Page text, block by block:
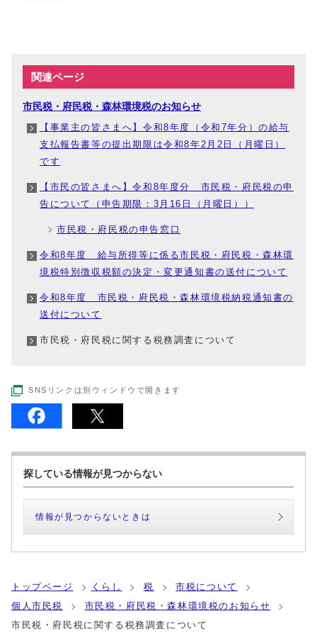
関連ページ
市民税・府民税・森林環境税のお知らせ
【事業主の皆さまへ】令和8年度（令和7年分）の給与
支払報告書等の提出期限は令和8年2月2日（月曜日）
です
【市民の皆さまへ】令和8年度分 市民税・府民税の申
告について（申告期限：3月16日（月曜日））
市民税・府民税の申告窓口
令和8年度 給与所得等に係る市民税・府民税・森林環
境税特別徴収税額の決定・変更通知書の送付について
令和8年度 市民税・府民税・森林環境税納税通知書の
送付について
市民税・府民税に関する税務調査について
SNSリンクは別ウィンドウで開きます
探している情報が見つからない
情報が見つからないときは
トップページ くらし 税
市税について
個人市民税
市民税・府民税・森林環境税のお知らせ
市民税・府民税に関する税務調査について